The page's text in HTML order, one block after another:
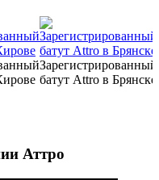
Зарегистрированный
батут Attro в Брянске
Аттро